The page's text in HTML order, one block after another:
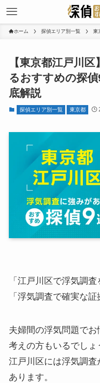
ホーム 探偵エリア別一覧 東
【東京都江戸川
るおすすめの探
底解説
探偵エリア別一覧 東京都
「江戸川区で浮気調査
「浮気調査で確実な証
夫婦間の浮気問題で
考えの方もいるでしょ
江戸川区には浮気調
あります。